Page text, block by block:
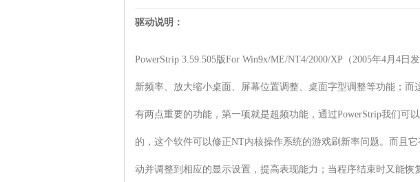
驱动说明：
PowerStrip 3.59.505版For Win9x/ME/NT4/2000/XP（2005年4月4
新频率、放大缩小桌面、屏幕位置调整、桌面字型调整等功能；
有两点重要的功能，第一项就是超频功能，通过PowerStrip我们
的，这个软件可以修正NT内核操作系统的游戏刷新率问题。而且
动并调整到相应的显示设置，提高表现能力；当程序结束时又能